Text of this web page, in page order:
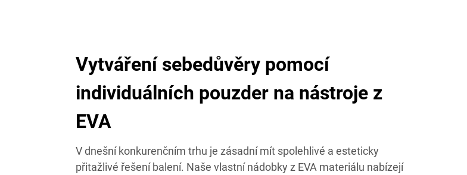
Vytváření sebedůvěry pomocí
individuálních pouzder na nástroje z
EVA
V dnešní konkurenčním trhu je zásadní mít spolehlivé a esteticky
přitažlivé řešení balení. Naše vlastní nádobky z EVA materiálu nabízejí